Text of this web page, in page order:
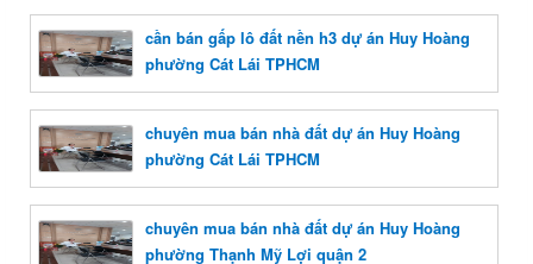
cần bán gấp lô đất nền h3 dự án Huy Hoàng
phường Cát Lái TPHCM
chuyên mua bán nhà đất dự án Huy Hoàng
phường Cát Lái TPHCM
chuyên mua bán nhà đất dự án Huy Hoàng
phường Thạnh Mỹ Lợi quận 2